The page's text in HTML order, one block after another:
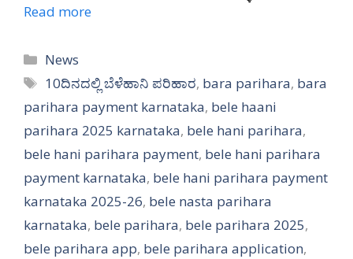
Read more
Categories
News
Tags
10ದಿನದಲ್ಲಿ ಬೆಳೆಹಾನಿ ಪರಿಹಾರ, bara parihara, bara
parihara payment karnataka, bele haani
parihara 2025 karnataka, bele hani parihara,
bele hani parihara payment, bele hani parihara
payment karnataka, bele hani parihara payment
karnataka 2025-26, bele nasta parihara
karnataka, bele parihara, bele parihara 2025,
bele parihara app, bele parihara application,